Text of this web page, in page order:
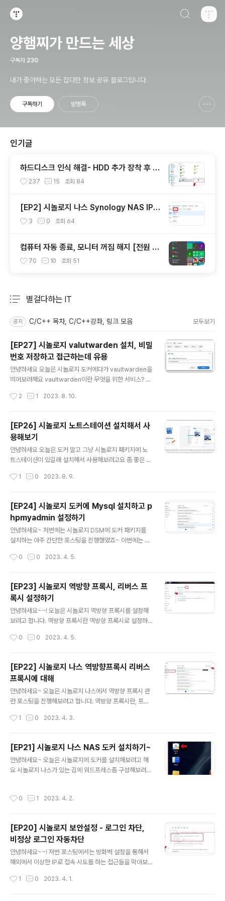
양햄찌가 만드는 세상
구독자 230
내가 좋아하는 모든 잡다한 정보 공유 블로그입니다.
구독하기 방명록
인기글
하드디스크 인식 해결- HDD 추가 장착 후 D
드라이브 생기지 않을 때, 탐색기에 D폴더 안
237 15 조회 84
[EP2] 시놀로지 나스 Synology NAS IP정
보 확인 및 IP 변경 및 고정시키기
3 0 조회 64
컴퓨터 자동 종료, 모니터 꺼짐 해지 [전원 및
절전 모드 설정/해지]
70 10 조회 51
별걸다하는 IT
공지 C/C++ 목차, C/C++강좌, 링크 모음 모두보기
[EP27] 시놀로지 valutwarden 설치, 비밀
번호 저장하고 접근하는데 유용
안녕하세요 오늘은 시놀로지 도커에다가 vaultwarden을
띄어보려해요 vaultwarden이란 무엇을 위한 서비스? 이
에 설명이 잘 나와있는것 같아서 가져왔어요 ㅋㅋ 시놀로
다. 나중에 볼륨설정 할때 여기에 연동하려구.. 도커 패키지
에 들어가서 레지시트리에서 vaultwarden을 검색해서
다운로드 받아줍시다. 혹 vaultwarden 곤련하여 도커허
브 상세설명 필요하신 분은 아래 페이지 살펴보면 좋을거
rden/server/ 저는 저기 Passwo..
2 1 2023. 8. 10.
[EP26] 시놀로지 노트스테이션 설치해서 사
용해보기
안녕하세요 오늘은 도커 말고 그냥 시놀로지 패키지에 노
트스테이션이 있길래 설치해서 사용해보려고요 좀 좋은 노
ㅠㅠ 시놀로지 갖다놓기 전까진 노션을 공유해서 사용하고
튼! 패키지 가서 설치해봅시다. 노트 스테이션 설치 및 사용
해보기 패키지 가서 Note Station을 선택해서 설치해주
세요 설치만 하면 끝.. 설치하니까 요런 알람이 뜨네요 크롬
확장프로그램을 통해서 웹사이트를 클리핑할수있나봐요
설치한 노트스테이션을 열어봤습니다 기본 화면은 이렇게
TE 노트스테이션은 휴대폰 어플리케이션으로도 지원이 됩
1 0 2023. 8. 9.
[EP24] 시놀로지 도커에 Mysql 설치하고 p
hpmyadmin 설정하기
안녕하세요~ 저번에는 시놀로지 DSM에 도커 패키지를
설치하는 아주 간단한 포스팅을 진행했었죠~ 이번에는 이
가 MYSQL, phpmyadmin 이미지 생성 저는 MySQL
식 mysql을 다운받아주세요 다운로드를 클릭하면 어떤
버전을 다운받을 건지 선택하는 창이 나옵니다. 저는 추후
워드프레스 연동을 고려하여 최신버전이 아닌 5.7로 선택
해줬어요 다운받고자 하는 버전을 클릭해줍니다. 이미지
항목으로 가봅시다. mysql 이 다운받아진걸 확인할 수 있
고 깜박이지 않으면 다 다운된거예요 phpmyadmin도 같
0 0 2023. 4. 5.
[EP23] 시놀로지 역방향 프록시, 리버스 프
록시 설정하기
안녕하세요~~! 오늘은 시놀로지 역방향 프록시를 설정해
보려고 합니다. 역방향 프록시란 역방향 프록시로 설정하
려고 해요. 근데 글이 길어질거같아서 포스팅을 나눠 진행
법 먼저 역방향 프록시는 web을 통해 접근하기 때문에 IP
TIME 상에서 https에 해당하는 443포트랑 http에 해당
하는 80번 포트가 열려있어야합니다. IPTIME 포트포워드
설정화면에서 https, http 포트 규칙이 등록되어있는지 체
크를 먼저 해줍시다. (사실 https만 있어도 되긴 하지만..
시놀로지 NAS 내부 IP예요 혹시 iptime 설정 ..
0 0 2023. 4. 5.
[EP22] 시놀로지 나스 역방향프록시 리버스
프록시에 대해
안녕하세요~ 오늘은 시놀로지 나스에서 역방향 프록시 관
련 포스팅을 진행해보려고 합니다. 역방향 프록시란, 프록
점 역방향 프록시 설정하는 점 요렇게 알아보려고 해요. 근
다. 오늘은 역방향프록시에 대한 설명만 진행해보려고 하
는데, 역방향 프록시 설정하는 법이 궁금하신 분들은 바로
아래 포스팅으로 이동해주세요. ▶ 2023.04.05 - [별걸
다하는 IT/NAS 나스] - [EP23] 시놀로지 역방향 프록시,
하기 좀 더 쉬운데요 프록시 (Forward Proxy)가 리버스
1 0 2023. 4. 3.
[EP21] 시놀로지 나스 NAS 도커 설치하기~
안녕하세요~ 오늘은 시놀로지에 도커를 설치해보려고 해
요 시놀로지 나스가 있는 김에 워드프레스좀 구성해보려
티스토리로 갔다가 워드프레스로 가는건 뭔가 블로거의 수
지고 있지 않고 티스토리는 백업 기능도 없어서, 장애가 나
거나 관리자로부터 삭제 조치 당하면, 제가 공들여 작성한
포스팅이 한순간에 먼지가 되어버릴 수 있겠더라고요 두번
째는 다들 아시다시피 티스토리가 수익에 대해서 직접적으
가거나 제한할 수 있게 되었기 때문에 천천히 준..
0 1 2023. 4. 2.
[EP20] 시놀로지 보안설정 - 로그인 차단,
비정상 로그인 자동차단
안녕하세요~~! 저번 포스팅에서는 방화벽 설정을 통해서
해외에서 이상한 IP로 접속 시도를 하는 접근들을 막아보
정을 진행해보려고 합니다. 시놀로지 비정상 로그인 자동
1 0 2023. 4. 1.